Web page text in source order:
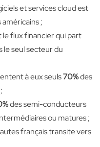
et services cloud est
;
le flux financier qui part
le seul secteur du
à eux seuls70%des
des semi-conducteurs
ou matures ;
français transite vers